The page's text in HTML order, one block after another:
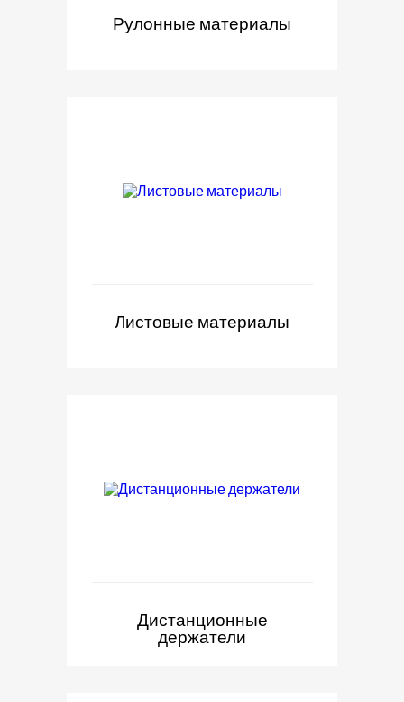
Рулонные материалы
Листовые материалы
Дистанционные
держатели